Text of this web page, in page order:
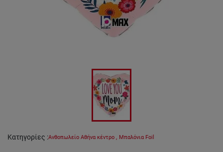
Κατηγορίες :Ανθοπωλείο Αθήνα κέντρο , Μπαλόνια Foil